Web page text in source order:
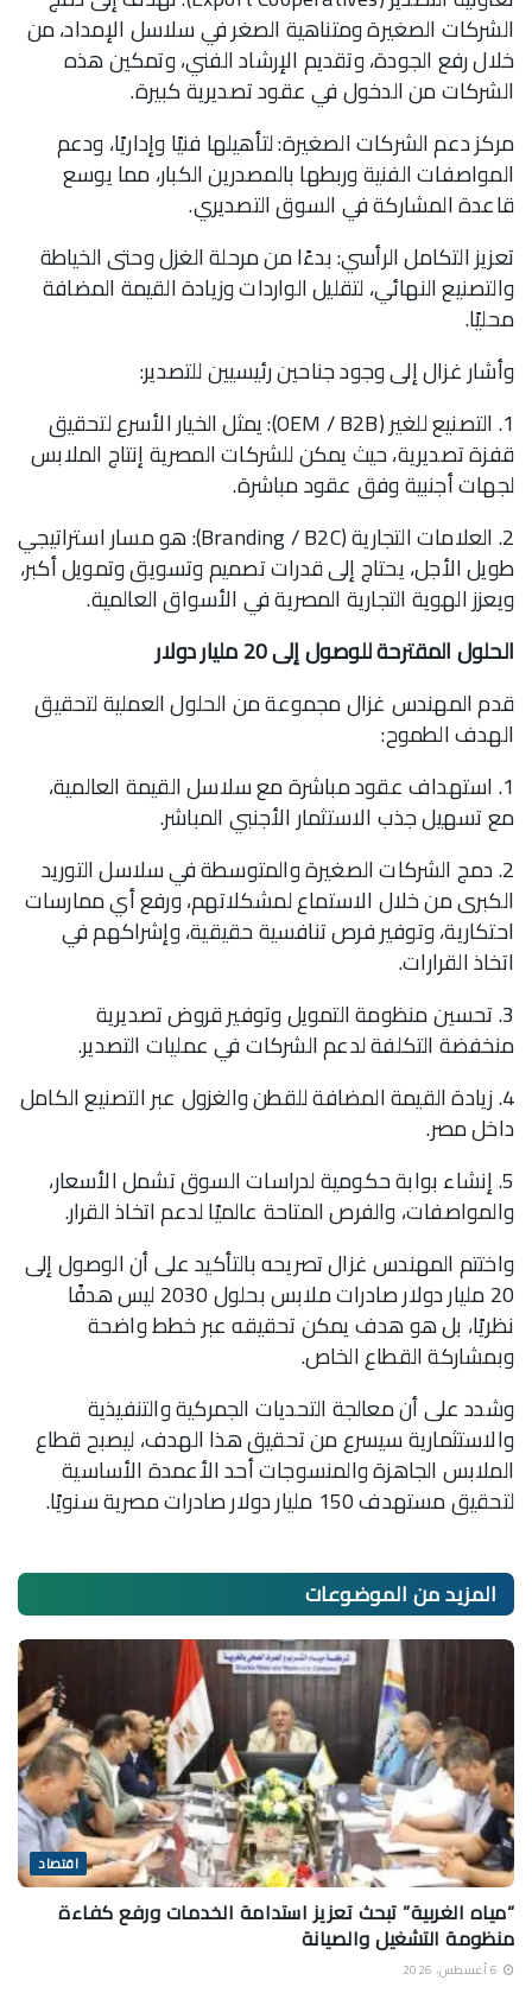
الشركات الصغيرة ومتناهية الصغر في سلاسل الإمداد، من
خلال رفع الجودة، وتقديم الإرشاد الفني، وتمكين هذه
الشركات من الدخول في عقود تصديرية كبيرة.
مركز دعم الشركات الصغيرة: لتأهيلها فنيًا وإداريًا، ودعم
المواصفات الفنية وربطها بالمصدرين الكبار، مما يوسع
قاعدة المشاركة في السوق التصديري.
تعزيز التكامل الرأسي: بدءًا من مرحلة الغزل وحتى الخياطة
والتصنيع النهائي، لتقليل الواردات وزيادة القيمة المضافة
محليًا.
وأشار غزال إلى وجود جناحين رئيسيين للتصدير:
1. التصنيع للغير (OEM / B2B): يمثل الخيار الأسرع لتحقيق
قفزة تصديرية، حيث يمكن للشركات المصرية إنتاج الملابس
لجهات أجنبية وفق عقود مباشرة.
2. العلامات التجارية (Branding / B2C): هو مسار استراتيجي
طويل الأجل، يحتاج إلى قدرات تصميم وتسويق وتمويل أكبر،
ويعزز الهوية التجارية المصرية في الأسواق العالمية.
الحلول المقترحة للوصول إلى 20 مليار دولار
قدم المهندس غزال مجموعة من الحلول العملية لتحقيق
الهدف الطموح:
1. استهداف عقود مباشرة مع سلاسل القيمة العالمية،
مع تسهيل جذب الاستثمار الأجنبي المباشر.
2. دمج الشركات الصغيرة والمتوسطة في سلاسل التوريد
الكبرى من خلال الاستماع لمشكلاتهم، ورفع أي ممارسات
احتكارية، وتوفير فرص تنافسية حقيقية، وإشراكهم في
اتخاذ القرارات.
3. تحسين منظومة التمويل وتوفير قروض تصديرية
منخفضة التكلفة لدعم الشركات في عمليات التصدير.
4. زيادة القيمة المضافة للقطن والغزول عبر التصنيع الكامل
داخل مصر.
5. إنشاء بوابة حكومية لدراسات السوق تشمل الأسعار،
والمواصفات، والفرص المتاحة عالميًا لدعم اتخاذ القرار.
واختتم المهندس غزال تصريحه بالتأكيد على أن الوصول إلى
20 مليار دولار صادرات ملابس بحلول 2030 ليس هدفًا
نظريًا، بل هو هدف يمكن تحقيقه عبر خطط واضحة
وبمشاركة القطاع الخاص.
وشدد على أن معالجة التحديات الجمركية والتنفيذية
والاستثمارية سيسرع من تحقيق هذا الهدف، ليصبح قطاع
الملابس الجاهزة والمنسوجات أحد الأعمدة الأساسية
لتحقيق مستهدف 150 مليار دولار صادرات مصرية سنويًا.
المزيد منالموضوعات
اقتصاد
“مياه الغربية” تبحث تعزيز استدامة الخدمات ورفع كفاءة
منظومة التشغيل والصيانة